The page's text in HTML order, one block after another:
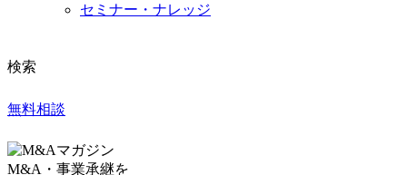
セミナー・ナレッジ
検索
無料相談
M&A・事業承継を